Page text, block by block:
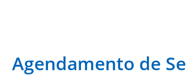
Agendamento de